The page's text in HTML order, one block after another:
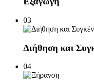
03
Διήθηση και
04